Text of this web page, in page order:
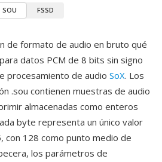
SOU FSSD
de formato de audio en bruto qué
datos PCM de 8 bits sin signo
procesamiento de audio SoX. Los
.sou contienen muestras de audio
almacenadas como enteros
byte representa un único valor
con 128 como punto medio de
los parámetros de